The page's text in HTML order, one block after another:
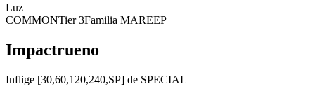
Luz
COMMONTier 3Familia MAREEP
Impactrueno
Inflige [30,60,120,240,SP] de SPECIAL